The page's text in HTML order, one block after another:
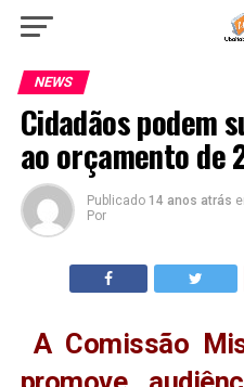
NEWS
Cidadãos podem
ao orçamento de
Publicado 14 anos atrás
Por
A Comissão